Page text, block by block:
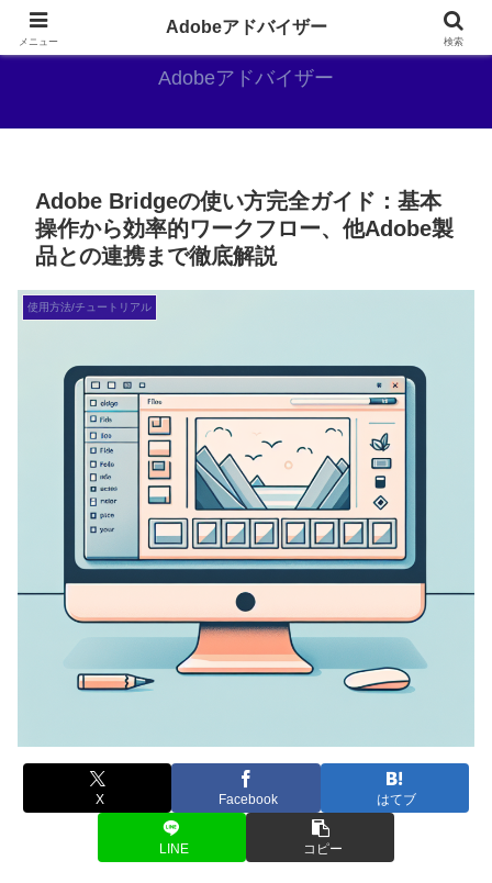
Adobe好きのAdobe推しブログ
Adobeアドバイザー
Adobe Bridgeの使い方完全ガイド：基本
操作から効率的ワークフロー、他Adobe製
品との連携まで徹底解説
使用方法/チュートリアル
X Facebook はてブ
LINE コピー
メニュー
Adobeアドバイザー
検索